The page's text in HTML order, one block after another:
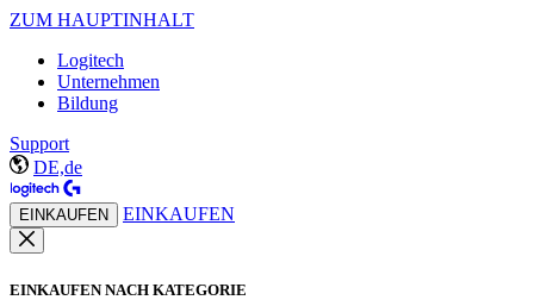
ZUM HAUPTINHALT
Logitech
Unternehmen
Bildung
Support
DE,de
EINKAUFEN EINKAUFEN
EINKAUFEN NACH KATEGORIE